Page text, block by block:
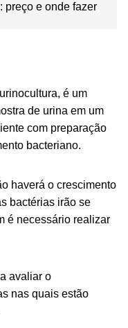
preço e onde fazer
é um
de urina em um
com preparação
bacteriano.
haverá o crescimento
bactérias irão se
é necessário realizar
avaliar o
nas quais estão